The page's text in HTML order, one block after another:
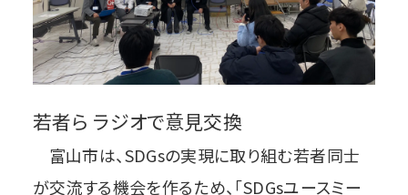
若者ら ラジオで意見交換
富山市は、SDGsの実現に取り組む若者同士
が交流する機会を作るため、「SDGsユースミー